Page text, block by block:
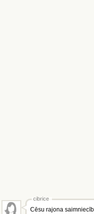
cibrice
Cēsu rajona